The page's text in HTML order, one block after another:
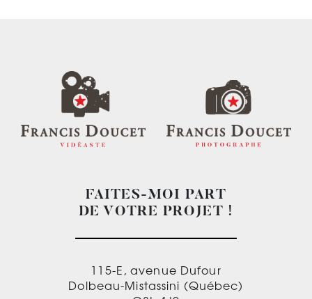
FAITES-MOI PART
DE VOTRE PROJET !
115-E, avenue Dufour
Dolbeau-Mistassini (Québec)